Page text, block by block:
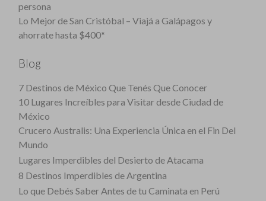
persona
Lo Mejor de San Cristóbal – Viajá a Galápagos y
ahorrate hasta $400*
Blog
7 Destinos de México Que Tenés Que Conocer
10 Lugares Increíbles para Visitar desde Ciudad de
México
Crucero Australis: Una Experiencia Única en el Fin Del
Mundo
Lugares Imperdibles del Desierto de Atacama
8 Destinos Imperdibles de Argentina
Lo que Debés Saber Antes de tu Caminata en Perú